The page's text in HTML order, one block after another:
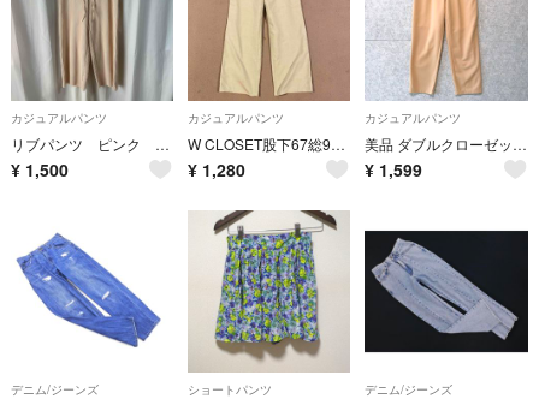
カジュアルパンツ
リブパンツ ピンク ウエストゴム
¥ 1,500
カジュアルパンツ
W CLOSET股下67総99w64〜90夏イージーパンツフリーサイズアイボリー
¥ 1,280
カジュアルパンツ
美品 ダブルクローゼット タック テーパード パンツ ベージュ F スラックス
¥ 1,599
デニム/ジーンズ ショートパンツ デニム/ジーンズ